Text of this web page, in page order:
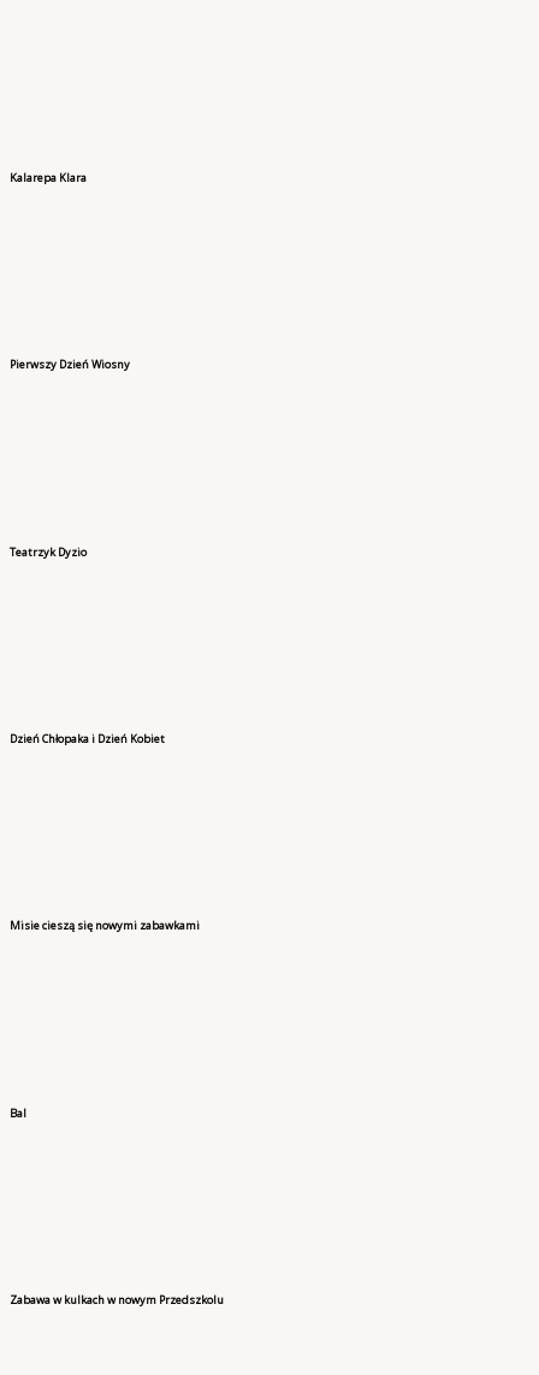
Kalarepa Klara
Pierwszy Dzień Wiosny
Teatrzyk Dyzio
Dzień Chłopaka i Dzień Kobiet
Misie cieszą się nowymi zabawkami
Bal
Zabawa w kulkach w nowym Przedszkolu